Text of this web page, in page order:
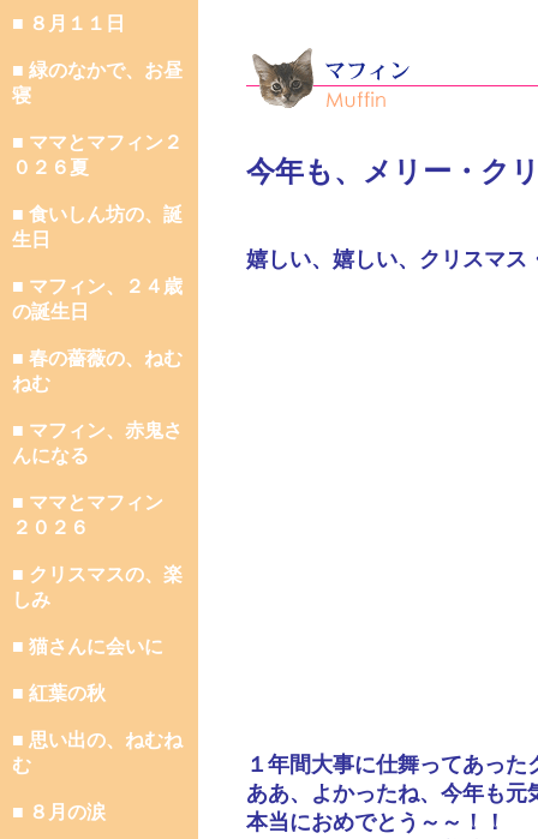
■ ８月１１日
■ 緑のなかで、お昼
寝
■ ママとマフィン２
０２６夏
■ 食いしん坊の、誕
生日
■ マフィン、２４歳
の誕生日
■ 春の薔薇の、ねむ
ねむ
■ マフィン、赤鬼さ
んになる
■ ママとマフィン
２０２６
■ クリスマスの、楽
しみ
■ 猫さんに会いに
■ 紅葉の秋
■ 思い出の、ねむね
む
■ ８月の涙
今年も、メリー・ク
嬉しい、嬉しい、クリスマス
１年間大事に仕舞ってあっ
ああ、よかったね、今年も
本当におめでとう～～！！